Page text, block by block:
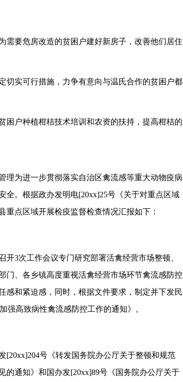
要危房改造的贫困户建好新房子，改善他们居住
实可行措施，力争有意向与温氏合作的贫困户都
户种植柑桔技术培训和农资的扶持，提高柑桔的
为进一步贯彻落实自治区禽流感等重大动物疫病
全。根据政办发明电[20xx]25号《关于对重点区域
点区域开展检疫监督检查情况汇报如下：
3次工作会议专门研究部署活禽经营市场整顿、
门、各乡镇高度重视活禽经营市场环节禽流感防控
感和紧迫感，同时，根据文件要求，制定并下发民
强高致病性禽流感防控工作的通知》。
号《转发国务院办公厅关于整顿和规范
的通知》和国办发[20xx]89号《国务院办公厅关于